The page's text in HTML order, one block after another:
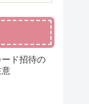
ド招待の
意